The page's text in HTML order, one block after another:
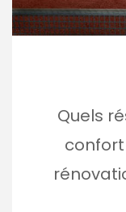
Quels